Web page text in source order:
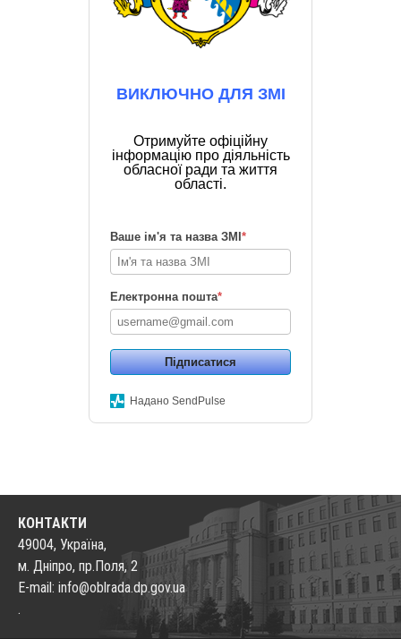
ВИКЛЮЧНО ДЛЯ ЗМІ
Отримуйте офіційну
інформацію про діяльність
обласної ради та життя
області.
Ваше ім'я та назва ЗМІ *
Електронна пошта*
Підписатися
Надано SendPulse
КОНТАКТИ
49004, Україна,
м. Дніпро, пр.Поля, 2
E-mail: info@oblrada.dp.gov.ua
.